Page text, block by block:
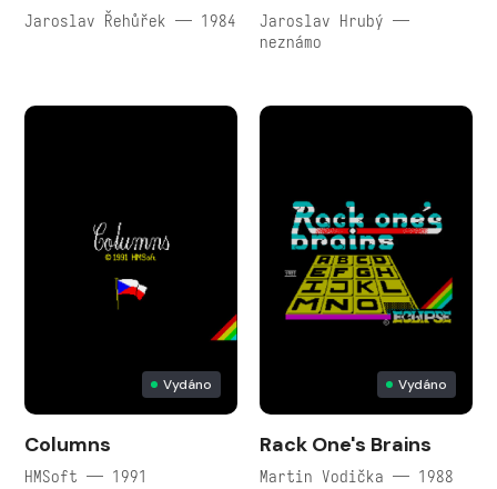
Jaroslav Řehůřek — 1984
Jaroslav Hrubý —
neznámo
Vydáno
Columns
HMSoft — 1991
Vydáno
Rack One's Brains
Martin Vodička — 1988